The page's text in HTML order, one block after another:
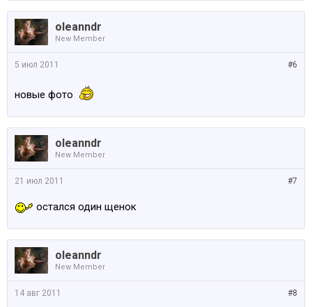
oleanndr
New Member
#6
5 июл 2011
новые фото
oleanndr
New Member
#7
21 июл 2011
остался один щенок
oleanndr
New Member
#8
14 авг 2011